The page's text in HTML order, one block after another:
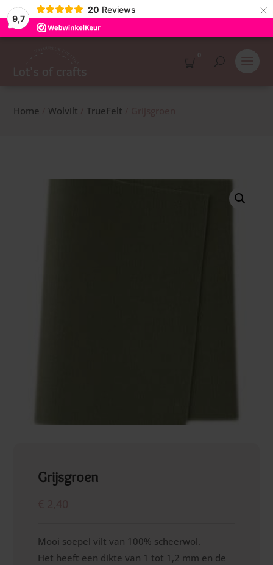
9,7
20 Reviews ×
Home /Wolvilt /TrueFelt
Grijsgroen
Mooi soepel vilt van 100% scheerwol.
Het heeft een dikte van 1 tot 1,2 mm en de